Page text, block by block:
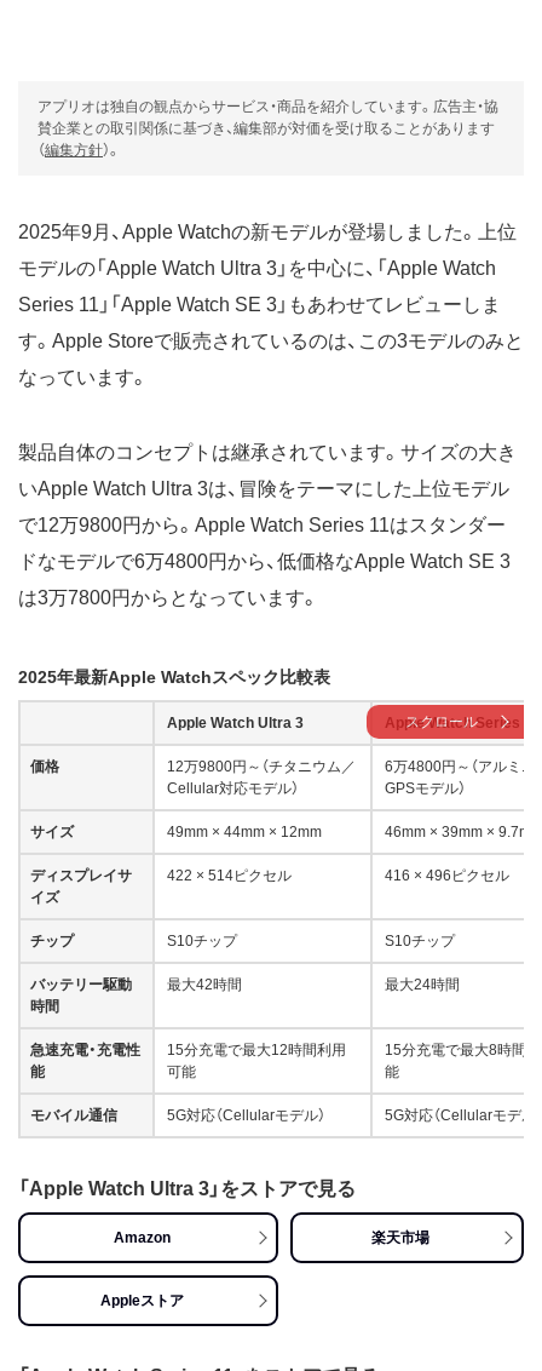
アプリオは独自の観点からサービス・商品を紹介しています。広告主・協
賛企業との取引関係に基づき、編集部が対価を受け取ることがあります
（編集方針）。
2025年9月、Apple Watchの新モデルが登場しました。上位
モデルの「Apple Watch Ultra 3」を中心に、「Apple Watch
Series 11」「Apple Watch SE 3」もあわせてレビューしま
す。Apple Storeで販売されているのは、この3モデルのみと
なっています。
製品自体のコンセプトは継承されています。サイズの大き
いApple Watch Ultra 3は、冒険をテーマにした上位モデル
で12万9800円から。Apple Watch Series 11はスタンダー
ドなモデルで6万4800円から、低価格なApple Watch SE 3
は3万7800円からとなっています。
2025年最新Apple Watchスペック比較表
Apple Watch Ultra 3 Apple Watch Series 11
価格
12万9800円～（チタニウム／
Cellular対応モデル）
6万4800円～（アルミニ
GPSモデル）
サイズ 49mm × 44mm × 12mm 46mm × 39mm × 9.7mm
ディスプレイサ
イズ
422 × 514ピクセル 416 × 496ピクセル
チップ S10チップ S10チップ
バッテリー駆動
時間
最大42時間 最大24時間
急速充電・充電性
能
15分充電で最大12時間利用
可能
15分充電で最大8時間
能
モバイル通信 5G対応（Cellularモデル） 5G対応（Cellularモデル）
スクロール
「Apple Watch Ultra 3」をストアで見る
Amazon 楽天市場
Appleストア